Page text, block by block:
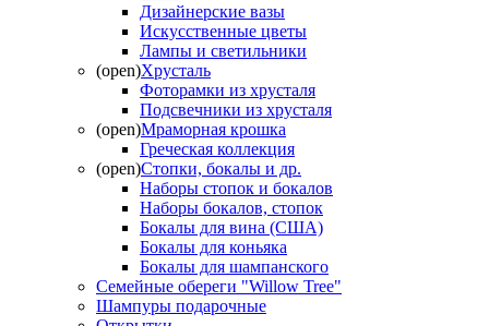
Дизайнерские вазы
Искусственные цветы
Лампы и светильники
(open)Хрусталь
Фоторамки из хрусталя
Подсвечники из хрусталя
(open)Мраморная крошка
Греческая коллекция
(open)Стопки, бокалы и др.
Наборы стопок и бокалов
Наборы бокалов, стопок
Бокалы для вина (США)
Бокалы для коньяка
Бокалы для шампанского
Семейные обереги "Willow Tree"
Шампуры подарочные